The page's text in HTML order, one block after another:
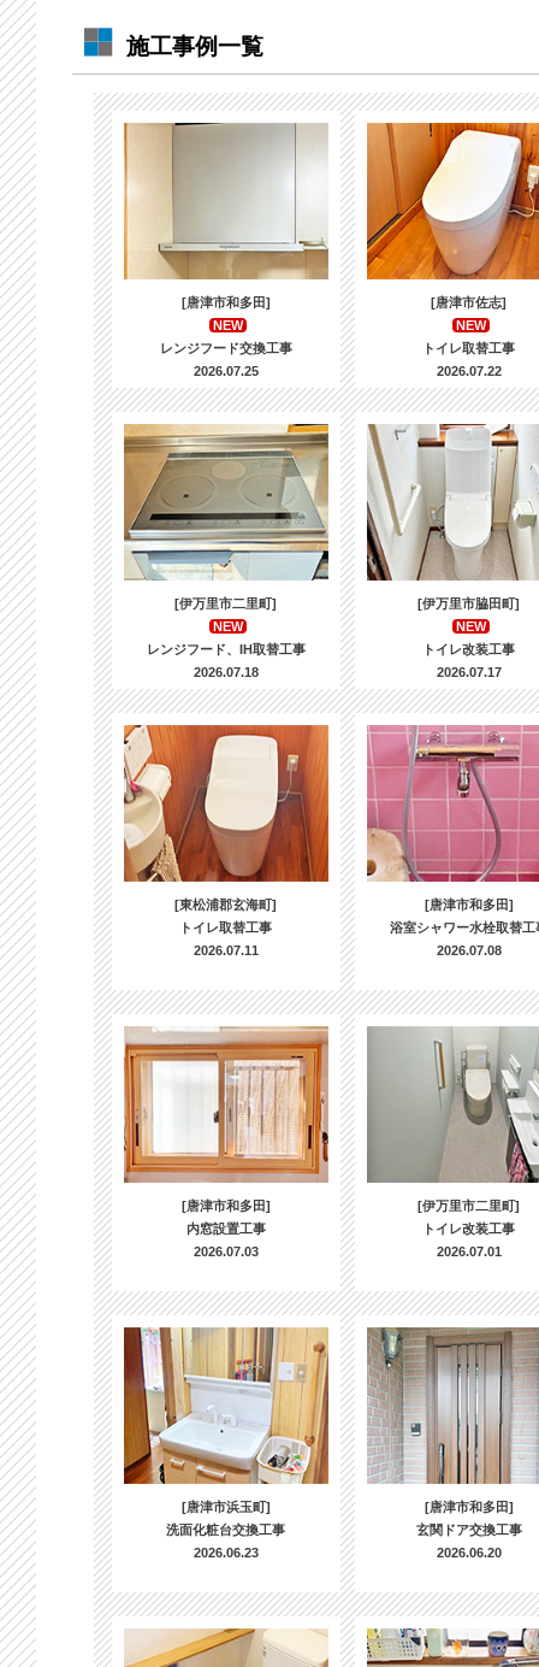
施工事例一覧
[唐津市和多田]
NEW
レンジフード交換工事
2026.07.25
[唐津市佐志]
NEW
トイレ取替工事
2026.07.22
[伊万里市二里町]
NEW
レンジフード、IH取替工事
2026.07.18
[伊万里市脇田町]
NEW
トイレ改装工事
2026.07.17
[東松浦郡玄海町]
トイレ取替工事
2026.07.11
[唐津市和多田]
浴室シャワー水栓取替工
2026.07.08
[唐津市和多田]
内窓設置工事
2026.07.03
[伊万里市二里町]
トイレ改装工事
2026.07.01
[唐津市浜玉町]
洗面化粧台交換工事
2026.06.23
[唐津市和多田]
玄関ドア交換工事
2026.06.20